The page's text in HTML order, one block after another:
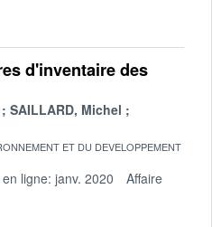
d'inventaire des
SAILLARD, Michel
ET DU DEVELOPPEMENT
ligne: janv. 2020
Affaire